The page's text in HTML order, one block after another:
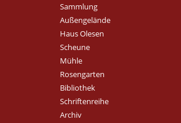
Sammlung
Außengelände
Haus Olesen
Scheune
Mühle
Rosengarten
Bibliothek
Schriftenreihe
Archiv